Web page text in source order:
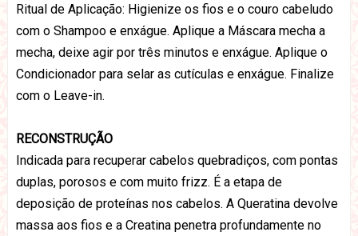
Ritual de Aplicação: Higienize os fios e o couro cabeludo
com o Shampoo e enxágue. Aplique a Máscara mecha a
mecha, deixe agir por três minutos e enxágue. Aplique o
Condicionador para selar as cutículas e enxágue. Finalize
com o Leave-in.
RECONSTRUÇÃO
Indicada para recuperar cabelos quebradiços, com pontas
duplas, porosos e com muito frizz. É a etapa de
deposição de proteínas nos cabelos. A Queratina devolve
massa aos fios e a Creatina penetra profundamente no